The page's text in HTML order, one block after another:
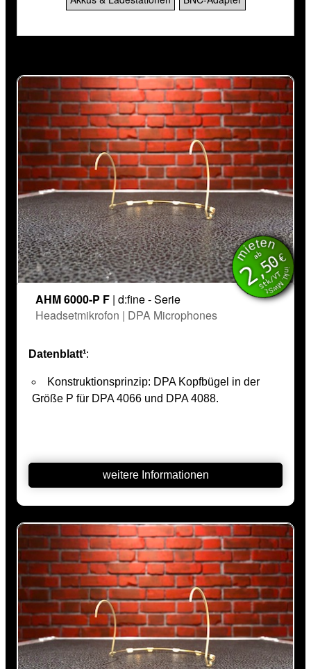
mieten
inkl. MwSt.
ab
2,50€
Stk/VT
AHM 6000-P F | d:fine - Serie
Headsetmikrofon | DPA Microphones
Datenblatt¹:
Konstruktionsprinzip: DPA Kopfbügel in der
Größe P für DPA 4066 und DPA 4088.
weitere Informationen